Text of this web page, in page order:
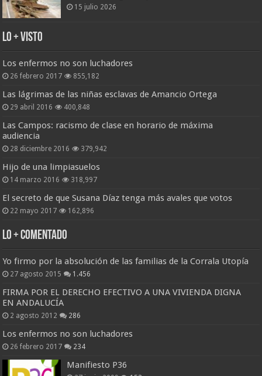
15 julio 2026
Lo + Visto
Los enfermos no son luchadores
26 febrero 2017 855,182
Las lágrimas de las niñas esclavas de Amancio Ortega
29 abril 2016 400,848
Las Campos: racismo de clase en horario de máxima
audiencia
28 diciembre 2016 379,942
Hijo de una limpiasuelos
14 marzo 2016 318,997
El secreto de que Susana Díaz tenga más avales que votos
22 mayo 2017 162,896
Lo + Comentado
Yo firmo por la absolución de las familias de la Corrala Utopía
27 agosto 2015 1.456
FIRMA POR EL DERECHO EFECTIVO A UNA VIVIENDA DIGNA
EN ANDALUCÍA
2 agosto 2012 286
Los enfermos no son luchadores
26 febrero 2017 234
Manifiesto P36